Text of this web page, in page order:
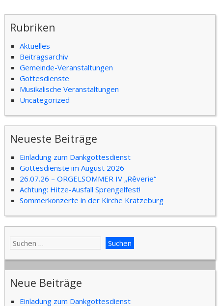
Rubriken
Aktuelles
Beitragsarchiv
Gemeinde-Veranstaltungen
Gottesdienste
Musikalische Veranstaltungen
Uncategorized
Neueste Beiträge
Einladung zum Dankgottesdienst
Gottesdienste im August 2026
26.07.26 – ORGELSOMMER IV „Rêverie“
Achtung: Hitze-Ausfall Sprengelfest!
Sommerkonzerte in der Kirche Kratzeburg
Neue Beiträge
Einladung zum Dankgottesdienst